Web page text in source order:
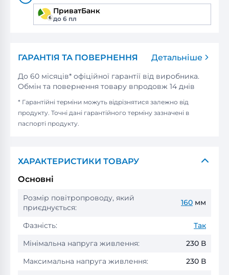
ПриватБанк
до 6 пл
ГАРАНТІЯ ТА ПОВЕРНЕННЯ Детальніше
До 60 місяців* офіційної гарантії від виробника.
Обмін та повернення товару впродовж 14 днів
* Гарантійні терміни можуть відрізнятися залежно від
продукту. Точні дані гарантійного терміну зазначені в
паспорті продукту.
ХАРАКТЕРИСТИКИ ТОВАРУ
Основні
Розмір повітропроводу, який
приєднується:
160 мм
Фазність:
Так
Мінімальна напруга живлення:
230 В
Максимальна напруга живлення:
230 В